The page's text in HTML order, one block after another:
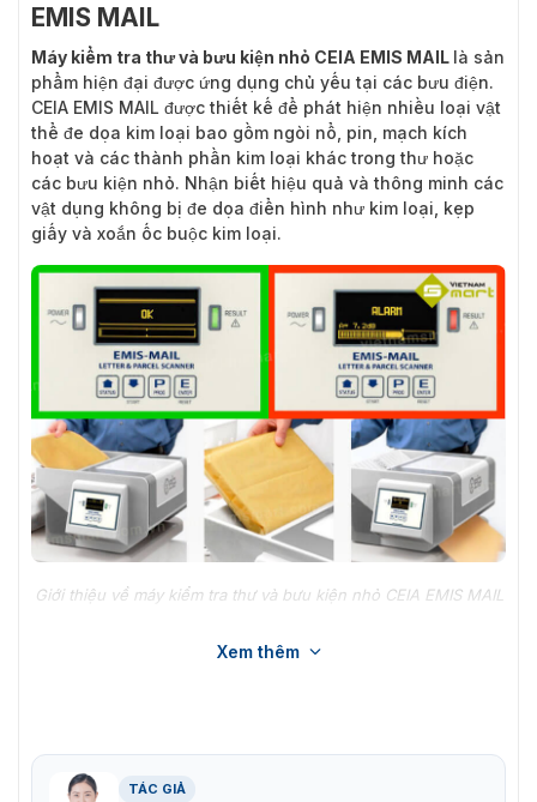
EMIS MAIL
Máy kiểm tra thư và bưu kiện nhỏ CEIA EMIS MAIL là sản
phẩm hiện đại được ứng dụng chủ yếu tại các bưu điện.
CEIA EMIS MAIL được thiết kế để phát hiện nhiều loại vật
thể đe dọa kim loại bao gồm ngòi nổ, pin, mạch kích
hoạt và các thành phần kim loại khác trong thư hoặc
các bưu kiện nhỏ. Nhận biết hiệu quả và thông minh các
vật dụng không bị đe dọa điển hình như kim loại, kẹp
giấy và xoắn ốc buộc kim loại.
Giới thiệu về máy kiểm tra thư và bưu kiện nhỏ CEIA EMIS MAIL
Hình ảnh thực tế của sản phẩm CEIA
sử dụng và cung cấp chính xác bằng âm thanh báo động
đọc đáo. Đảm bảo nhanh chóng và tự động cho mỗi gói
Xem thêm
TÁC GIẢ